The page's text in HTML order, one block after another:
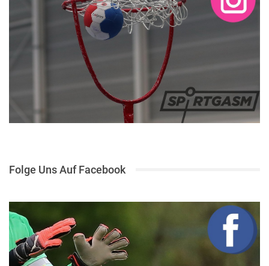
Folge Uns Auf Facebook